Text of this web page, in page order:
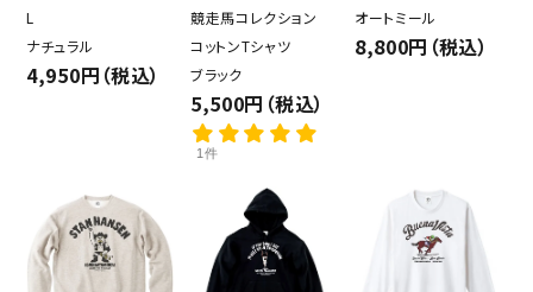
L
ナチュラル
4,950円（税込）
競走馬コレクション
コットンTシャツ
ブラック
5,500円（税込）
1件
オートミール
8,800円（税込）